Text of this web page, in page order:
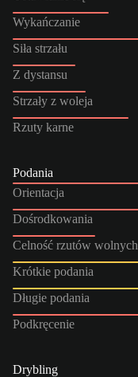
Wykańczanie
Siła strzału
Z dystansu
Strzały z woleja
Rzuty karne
Podania
Orientacja
Dośrodkowania
Celność rzutów wolnych
Krótkie podania
Długie podania
Podkręcenie
Drybling